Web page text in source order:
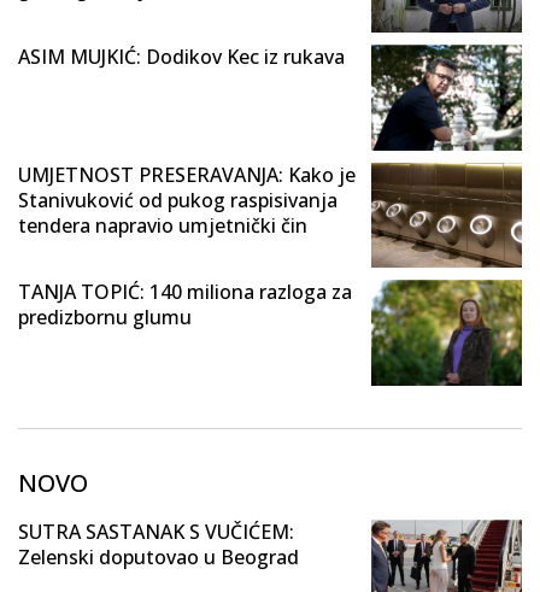
ASIM MUJKIĆ: Dodikov Kec iz rukava
UMJETNOST PRESERAVANJA: Kako je
Stanivuković od pukog raspisivanja
tendera napravio umjetnički čin
TANJA TOPIĆ: 140 miliona razloga za
predizbornu glumu
NOVO
SUTRA SASTANAK S VUČIĆEM:
Zelenski doputovao u Beograd